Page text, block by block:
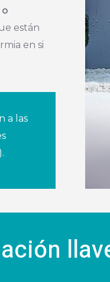
o
están
en si
a las